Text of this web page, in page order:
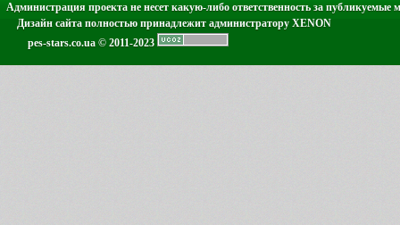
Администрация проекта не несет какую-либо ответственность за публикуемые
Дизайн сайта полностью принадлежит администратору XENON
pes-stars.co.ua © 2011-2023